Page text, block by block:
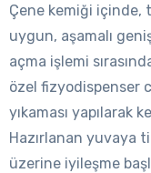
Çene kemiği içinde,
uygun, aşamalı
açma işlemi
özel fizyodispenser
yıkaması yapılarak
Hazırlanan yuvaya
üzerine iyileşme